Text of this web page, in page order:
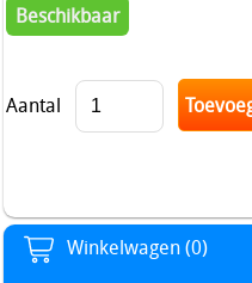
Winkelwagen (0)
Beschikbaar
Aantal